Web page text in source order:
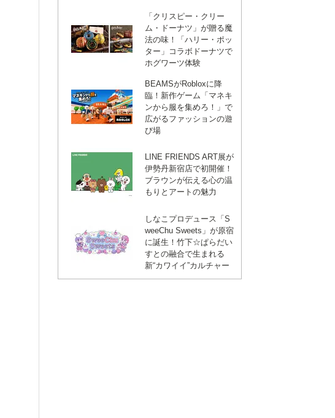
「クリスピー・クリー
ム・ドーナツ」が贈る魔
法の味！「ハリー・ポッ
ター」コラボドーナツで
ホグワーツ体験
BEAMSがRobloxに降
臨！新作ゲーム「マネキ
ンから服を集めろ！」で
広がるファッションの遊
び場
LINE FRIENDS ART展が
伊勢丹新宿店で初開催！
ブラウンが伝える心の温
もりとアートの魅力
しなこプロデュース「S
weeChu Sweets」が原宿
に誕生！竹下☆ぱらだい
すとの融合で生まれる
新“カワイイ”カルチャー